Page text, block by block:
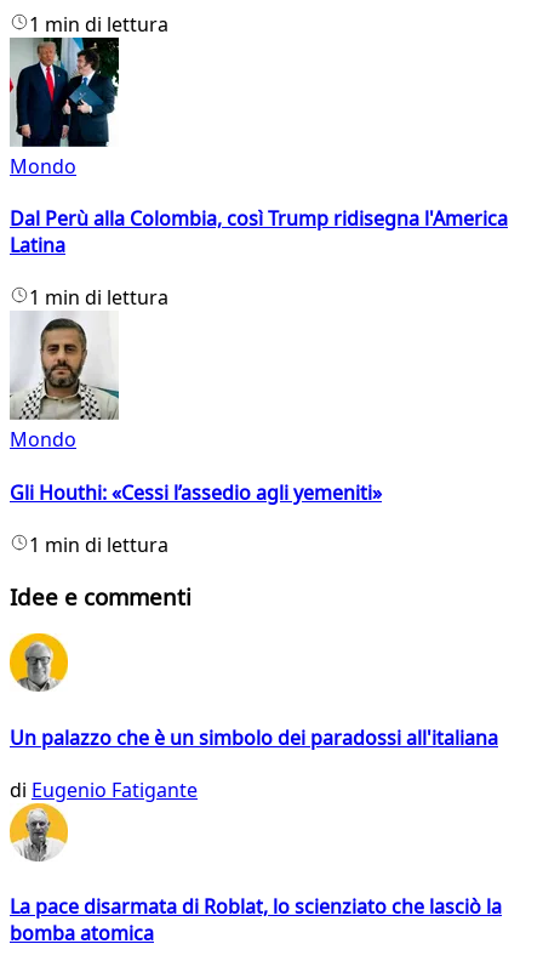
1 min di lettura
Mondo
Dal Perù alla Colombia, così Trump ridisegna l'America
Latina
1 min di lettura
Mondo
Gli Houthi: «Cessi l’assedio agli yemeniti»
1 min di lettura
Idee e commenti
Un palazzo che è un simbolo dei paradossi all'italiana
di Eugenio Fatigante
La pace disarmata di Roblat, lo scienziato che lasciò la
bomba atomica